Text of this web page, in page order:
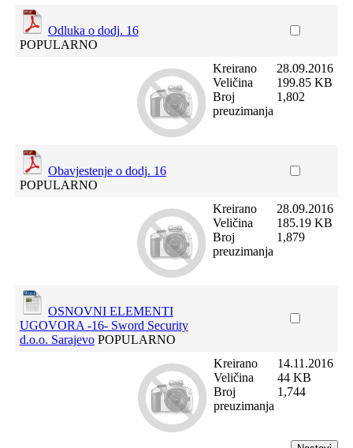
Odluka o dodj. 16
POPULARNO
Kreirano
Veličina
Broj
preuzimanja
28.09.2016
199.85 KB
1,802
Obavjestenje o dodj. 16
POPULARNO
Kreirano
Veličina
Broj
preuzimanja
28.09.2016
185.19 KB
1,879
OSNOVNI ELEMENTI
UGOVORA -16- Sword Security
d.o.o. Sarajevo POPULARNO
Kreirano
Veličina
Broj
preuzimanja
14.11.2016
44 KB
1,744